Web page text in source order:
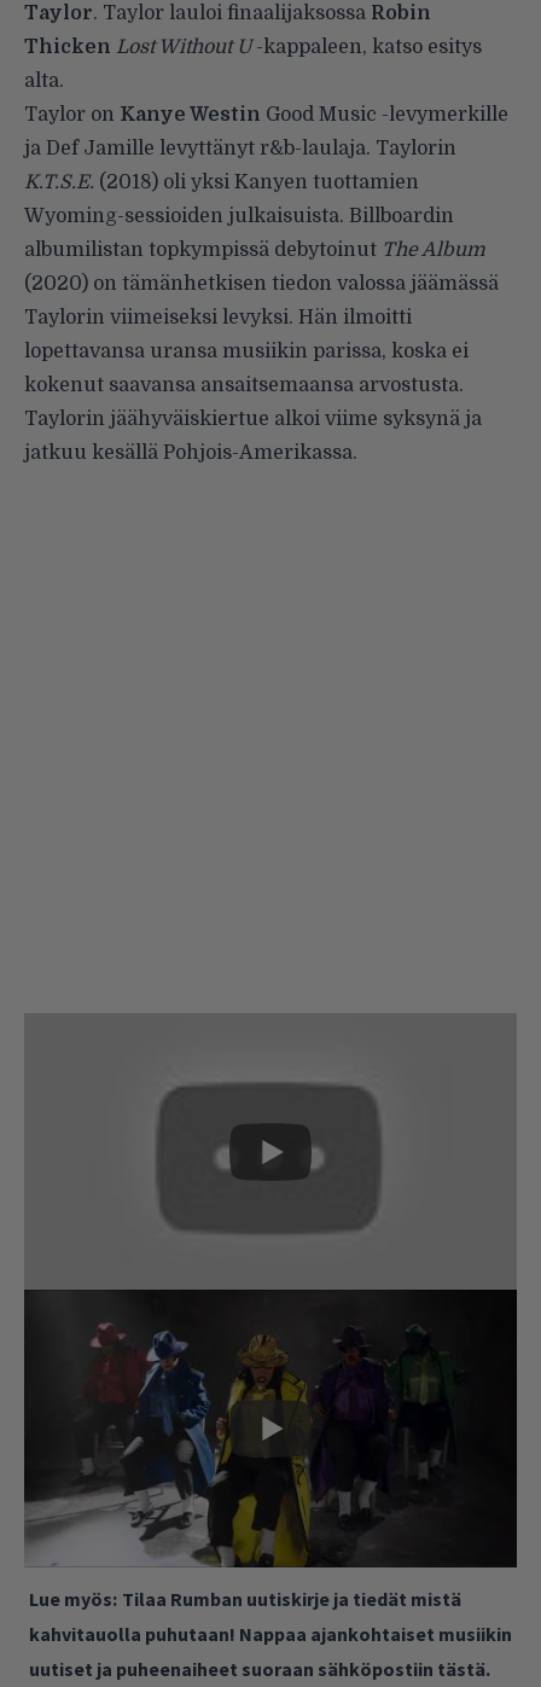
Taylor. Taylor lauloi finaalijaksossa Robin
Thicken Lost Without U-kappaleen, katso esitys
alta.
Taylor on Kanye Westin Good Music -levymerkille
ja Def Jamille levyttänyt r&b-laulaja. Taylorin
K.T.S.E. (2018) oli yksi Kanyen tuottamien
Wyoming-sessioiden julkaisuista. Billboardin
albumilistan topkympissä debytoinut The Album
(2020) on tämänhetkisen tiedon valossa jäämässä
Taylorin viimeiseksi levyksi. Hän ilmoitti
lopettavansa uransa musiikin parissa, koska ei
kokenut saavansa ansaitsemaansa arvostusta.
Taylorin jäähyväiskiertue alkoi viime syksynä ja
jatkuu kesällä Pohjois-Amerikassa.
Lue myös: Tilaa Rumban uutiskirje ja tiedät mistä
kahvitauolla puhutaan! Nappaa ajankohtaiset musiikin
uutiset ja puheenaiheet suoraan sähköpostiin tästä.